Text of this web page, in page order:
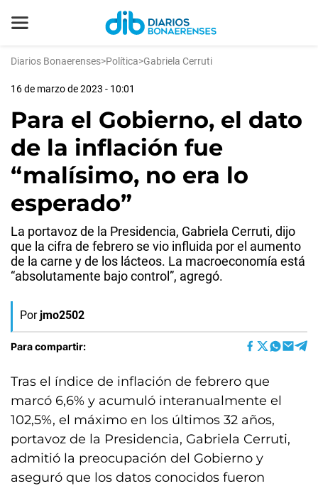
Diarios Bonaerenses>Política>Gabriela Cerruti
16 de marzo de 2023 - 10:01
Para el Gobierno, el dato
de la inflación fue
“malísimo, no era lo
esperado”
La portavoz de la Presidencia, Gabriela Cerruti, dijo
que la cifra de febrero se vio influida por el aumento
de la carne y de los lácteos. La macroeconomía está
“absolutamente bajo control”, agregó.
Por jmo2502
Para compartir:
Tras el índice de inflación de febrero que
marcó 6,6% y acumuló interanualmente el
102,5%, el máximo en los últimos 32 años,
portavoz de la Presidencia, Gabriela Cerruti,
admitió la preocupación del Gobierno y
aseguró que los datos conocidos fueron